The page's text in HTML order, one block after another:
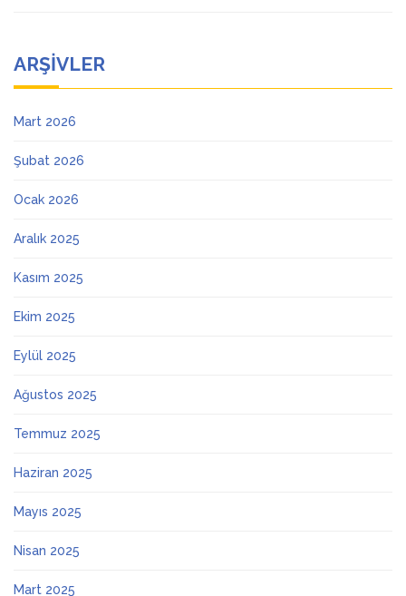
ARŞIVLER
Mart 2026
Şubat 2026
Ocak 2026
Aralık 2025
Kasım 2025
Ekim 2025
Eylül 2025
Ağustos 2025
Temmuz 2025
Haziran 2025
Mayıs 2025
Nisan 2025
Mart 2025